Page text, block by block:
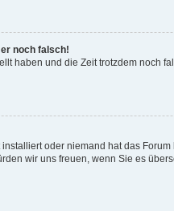
noch falsch!
haben und die Zeit trotzdem noch
oder niemand hat das
wir uns freuen, wenn Sie es